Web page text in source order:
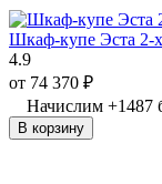
Шкаф-купе Эста
4.9
от 74 370 ₽
Начислим +1487
В корзину